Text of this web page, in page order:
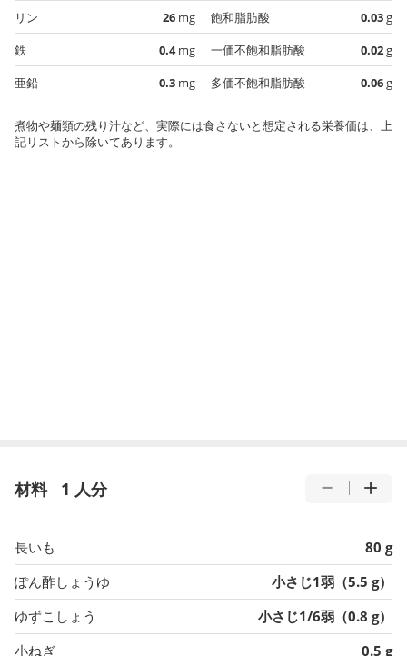
リン
26 mg
鉄
0.4mg
亜鉛
0.3 mg
飽和脂肪酸
0.03g
一価不飽和脂肪酸
0.02g
多価不飽和脂肪酸
0.06g
煮物や麺類の残り汁など、実際には食さないと想定される栄養価は、上
記リストから除いてあります。
材料 1 人分
長いも
80 g
ぽん酢しょうゆ
小さじ1弱（5.5 g）
ゆずこしょう
小さじ1/6弱（0.8 g）
小ねぎ
0.5 g